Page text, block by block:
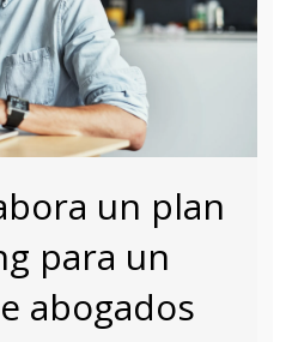
un plan
para un
abogados